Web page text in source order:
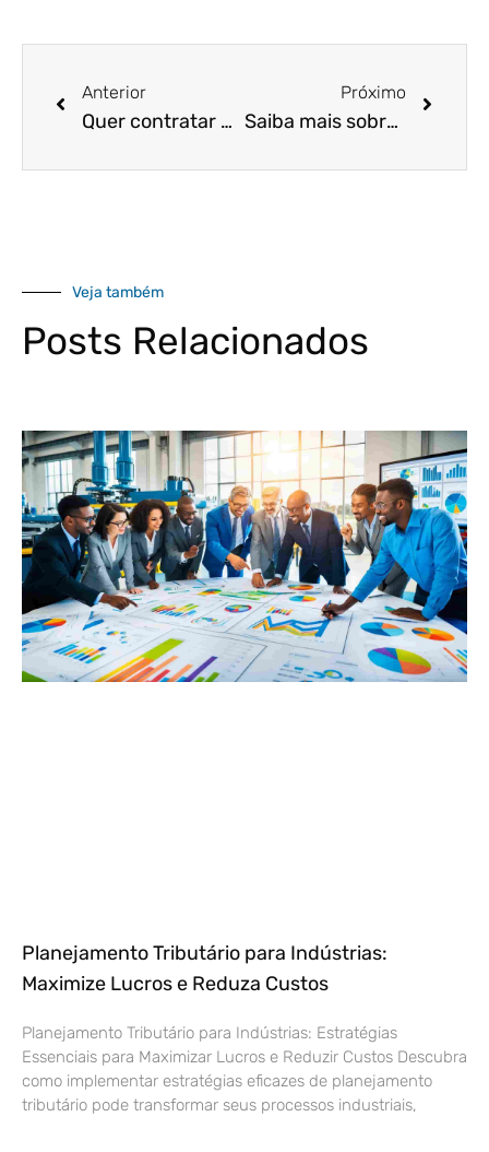
Anterior
Quer contratar um novo funcionário para a sua empresa? Então confira este checklist completo!
Próximo
Saiba mais sobre as orientações do SEBRAE para pequenos negócios se adequarem em relação à LGPD!
Veja também
Posts Relacionados
Planejamento Tributário para Indústrias:
Maximize Lucros e Reduza Custos
Planejamento Tributário para Indústrias: Estratégias
Essenciais para Maximizar Lucros e Reduzir Custos Descubra
como implementar estratégias eficazes de planejamento
tributário pode transformar seus processos industriais,